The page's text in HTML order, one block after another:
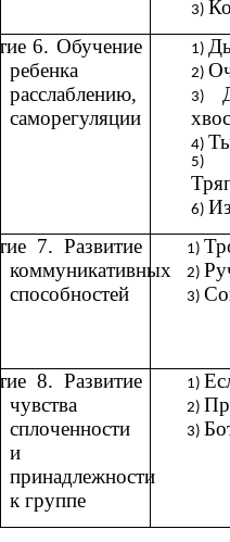
6. Обучение
ребенка
расслаблению,
саморегуляции
7. Развитие
коммуникативных
способностей
8. Развитие
чувства
сплоченности
и
принадлежности
к группе